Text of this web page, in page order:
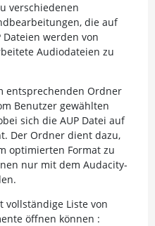
verschiedenen
die auf
werden von
Audiodateien zu
entsprechenden Ordner
Benutzer gewählten
sich die AUP Datei auf
Der Ordner dient dazu,
optimierten Format zu
nur mit dem Audacity-
vollständige Liste von
öffnen können :